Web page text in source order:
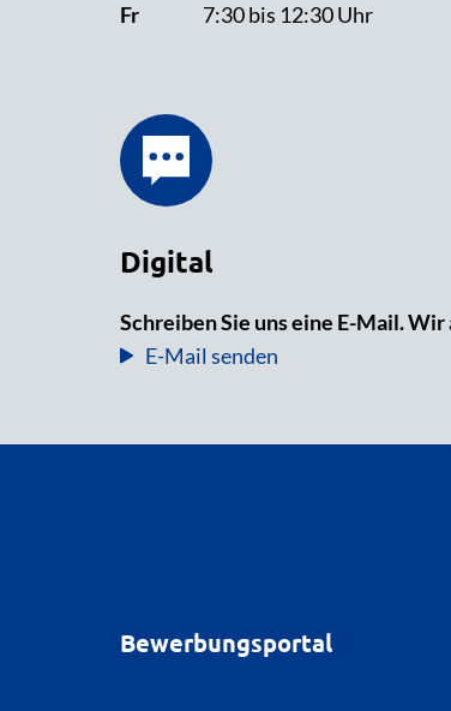
Fr
7:30 bis 12:30 Uhr
Digital
Schreiben Sie uns eine E-Mail.
E-Mail senden
Bewerbungsportal